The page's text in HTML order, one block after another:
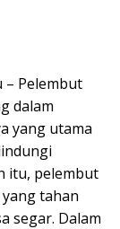
– Pelembut
dalam
yang utama
itu, pelembut
tahan
segar. Dalam